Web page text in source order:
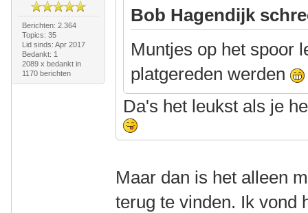
Berichten: 2.364
Topics: 35
Lid sinds: Apr 2017
Bedankt: 1
2089 x bedankt in
1170 berichten
Bob Hagendijk
Muntjes op het spoor
platgereden werden
Da's het leukst als je
Maar dan is het alleen
terug te vinden. Ik vond